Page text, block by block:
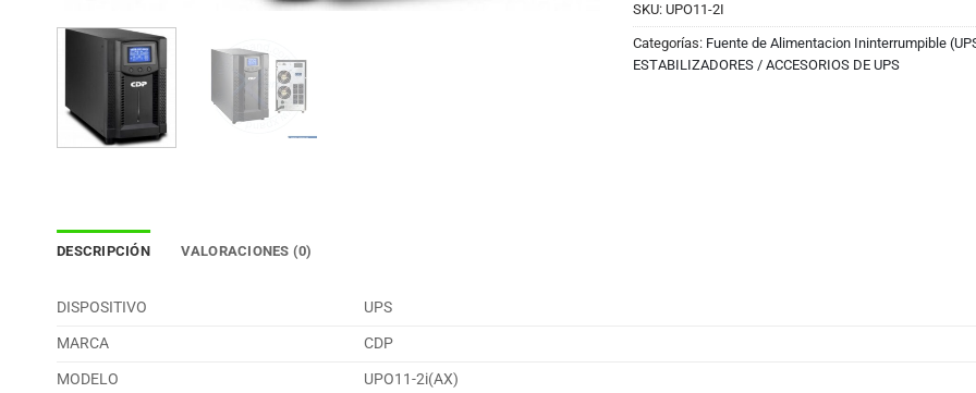
SKU:UPO11-2I
Categorías: Fuente de Alimentacion Ininterrumpible
ESTABILIZADORES / ACCESORIOS DE UPS
DESCRIPCIÓN VALORACIONES (0)
DISPOSITIVO
UPS
MARCA
CDP
MODELO
UPO11-2i(AX)